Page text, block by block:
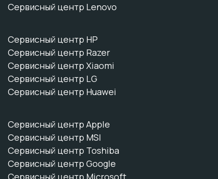
Сервисный центр Lenovo
Сервисный центр HP
Сервисный центр Razer
Сервисный центр Xiaomi
Сервисный центр LG
Сервисный центр Huawei
Сервисный центр Apple
Сервисный центр MSI
Сервисный центр Toshiba
Сервисный центр Google
Сервисный центр Microsoft